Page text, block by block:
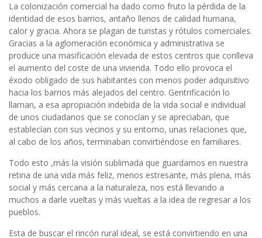
La colonización comercial ha dado como fruto la pérdida de la
identidad de esos barrios, antaño llenos de calidad humana,
calor y gracia. Ahora se plagan de turistas y rótulos comerciales.
Gracias a la aglomeración económica y administrativa se
produce una masificación elevada de estos centros que conlleva
el aumento del coste de una vivienda. Todo ello provoca el
éxodo obligado de sus habitantes con menos poder adquisitivo
hacia los barrios más alejados del centro. Gentrificación lo
llaman, a esa apropiación indebida de la vida social e individual
de unos ciudadanos que se conocían y se apreciaban, que
establecían con sus vecinos y su entorno, unas relaciones que,
al cabo de los años, terminaban convirtiéndose en familiares.
Todo esto ,más la visión sublimada que guardamos en nuestra
retina de una vida más feliz, menos estresante, más plena, más
social y más cercana a la naturaleza, nos está llevando a
muchos a darle vueltas y más vueltas a la idea de regresar a los
pueblos.
Esta de buscar el rincón rural ideal, se está convirtiendo en una